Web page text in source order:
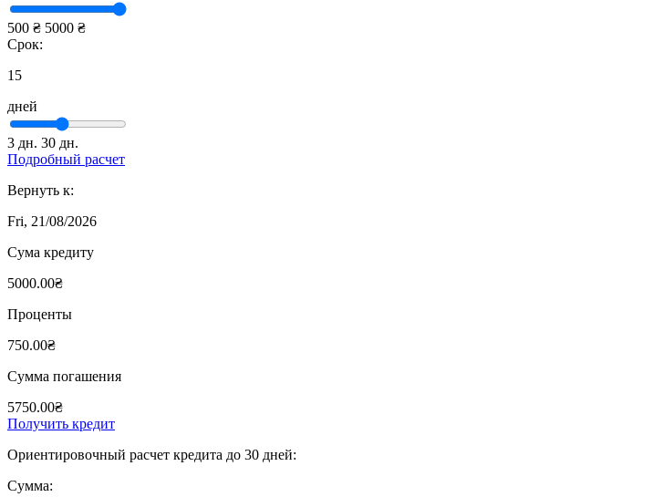
500 ₴ 5000 ₴
Срок:
15
дней
3 дн. 30 дн.
Подробный расчет
Вернуть к:
Fri, 21/08/2026
Сума кредиту
5000.00₴
Проценты
750.00₴
Сумма погашения
5750.00₴
Получить кредит
Ориентировочный расчет кредита до 30 дней:
Сумма: